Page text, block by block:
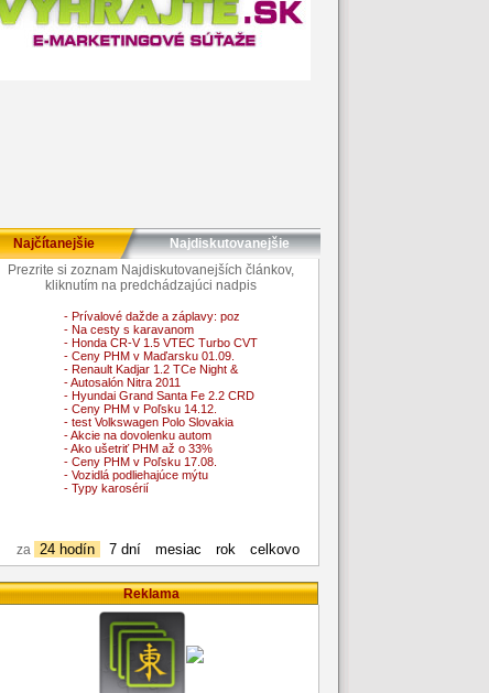
Najčítanejšie
Najdiskutovanejšie
Prezrite si zoznam Najdiskutovanejších článkov,
kliknutím na predchádzajúci nadpis
- Prívalové dažde a záplavy: poz
- Na cesty s karavanom
- Honda CR-V 1.5 VTEC Turbo CVT
- Ceny PHM v Maďarsku 01.09.
- Renault Kadjar 1.2 TCe Night &
- Autosalón Nitra 2011
- Hyundai Grand Santa Fe 2.2 CRD
- Ceny PHM v Poľsku 14.12.
- test Volkswagen Polo Slovakia
- Akcie na dovolenku autom
- Ako ušetriť PHM až o 33%
- Ceny PHM v Poľsku 17.08.
- Vozidlá podliehajúce mýtu
- Typy karosérií
za 24 hodín 7 dní mesiac rok celkovo
Reklama